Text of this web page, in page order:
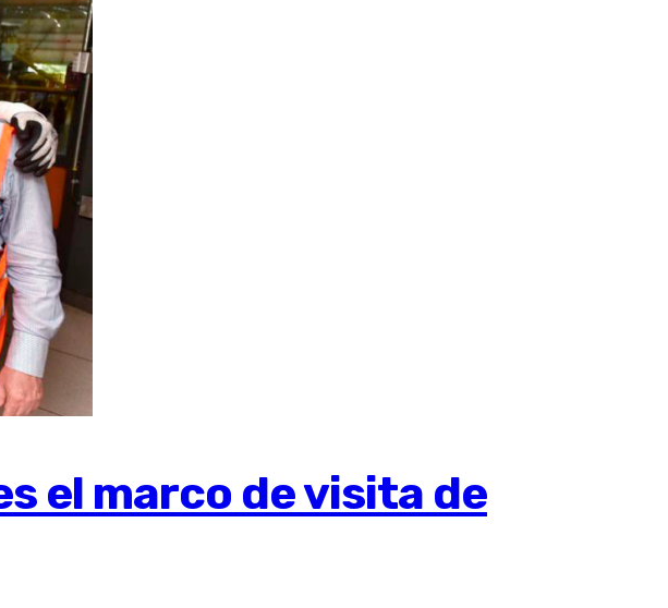
el marco de visita de